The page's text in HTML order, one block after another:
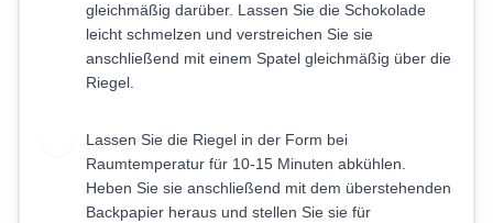
gleichmäßig darüber. Lassen Sie die Schokolade
leicht schmelzen und verstreichen Sie sie
anschließend mit einem Spatel gleichmäßig über die
Riegel.
Lassen Sie die Riegel in der Form bei
Raumtemperatur für 10-15 Minuten abkühlen.
Heben Sie sie anschließend mit dem überstehenden
Backpapier heraus und stellen Sie sie für